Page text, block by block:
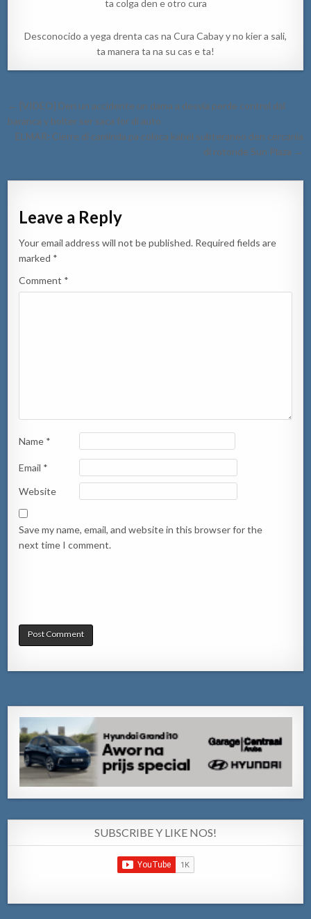
ta colga den e otro cura
Desconocido a yega drenta cas na Cura Cabay y no kier a sali,
ta manera ta na su cas e ta!
Post
navigation
← [VIDEO] Den un accidente un dama a desvia perde control dal
baranca y bolter ser saca for di auto
ELMAR: Cierre di caminda pa coloca kabel subteraneo den cercania
di rotonde Sun Plaza →
Leave a Reply
Your email address will not be published. Required fields are
marked *
Comment *
Name *
Email *
Website
Save my name, email, and website in this browser for the
next time I comment.
SUBSCRIBE Y LIKE NOS!